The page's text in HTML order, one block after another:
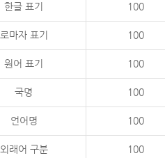
한글 표기 100
로마자 표기 100
원어 표기 100
국명 100
언어명 100
외래어 구분 100